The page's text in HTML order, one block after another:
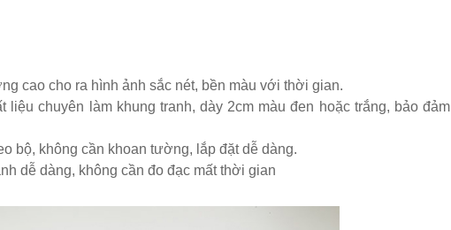
phòng tại Tp.HCM
cao cho ra hình ảnh sắc nét, bền màu với thời gian.
liệu chuyên làm khung tranh, dày 2cm màu đen hoặc trắng, bảo đảm
bộ, không cần khoan tường, lắp đặt dễ dàng.
dễ dàng, không cần đo đạc mất thời gian